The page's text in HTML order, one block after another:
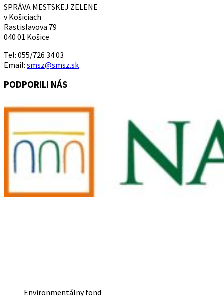
SPRÁVA MESTSKEJ ZELENE
v Košiciach
Rastislavova 79
040 01 Košice
Tel: 055/726 34 03
Email: smsz@smsz.sk
PODPORILI NÁS
Environmentálny fond